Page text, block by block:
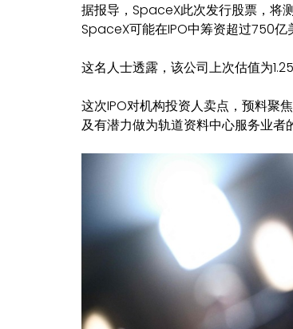
据报导，SpaceX此次发行股票，将
SpaceX可能在IPO中筹资超过750亿
这名人士透露，该公司上次估值为
这次IPO对机构投资人卖点，预料聚
及有潜力做为轨道资料中心服务业者